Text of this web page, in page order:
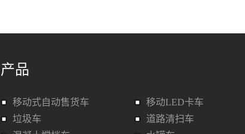
产品
移动式自动售货车
移动LED卡车
垃圾车
道路清扫车